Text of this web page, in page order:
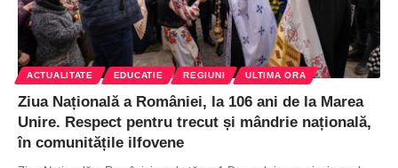
ACTUALITATE EDUCATIE REGIUNI ULTIMA ORA
Ziua Națională a României, la 106 ani de la Marea
Unire. Respect pentru trecut și mândrie națională,
în comunitățile ilfovene